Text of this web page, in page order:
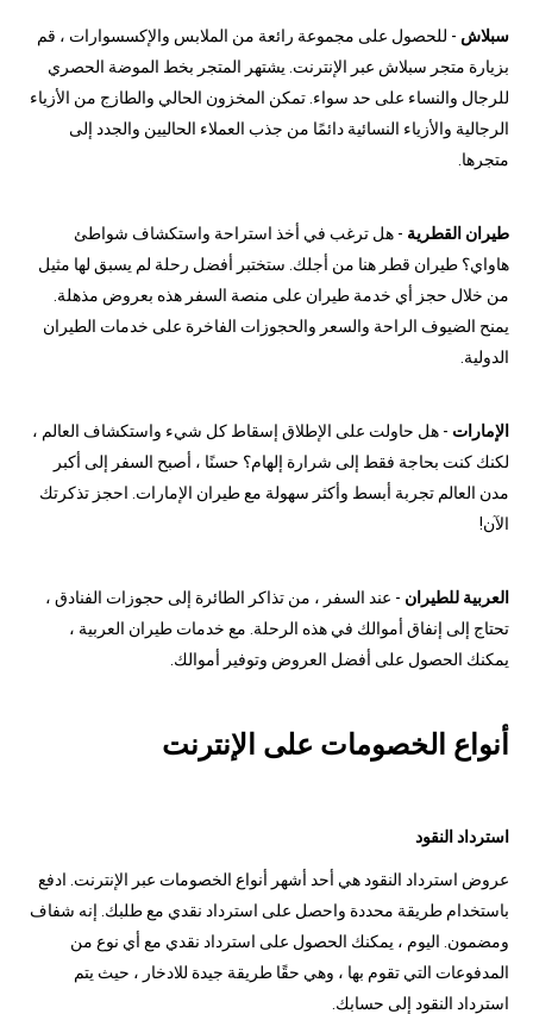
سبلاش - للحصول على مجموعة رائعة من الملابس والإكسسوارات ، قم
بزيارة متجر سبلاش عبر الإنترنت. يشتهر المتجر بخط الموضة الحصري
للرجال والنساء على حد سواء. تمكن المخزون الحالي والطازج من الأزياء
الرجالية والأزياء النسائية دائمًا من جذب العملاء الحاليين والجدد إلى
متجرها.
طيران القطرية - هل ترغب في أخذ استراحة واستكشاف شواطئ
هاواي؟ طيران قطر هنا من أجلك. ستختبر أفضل رحلة لم يسبق لها مثيل
من خلال حجز أي خدمة طيران على منصة السفر هذه بعروض مذهلة.
يمنح الضيوف الراحة والسعر والحجوزات الفاخرة على خدمات الطيران
الدولية.
الإمارات - هل حاولت على الإطلاق إسقاط كل شيء واستكشاف العالم ،
لكنك كنت بحاجة فقط إلى شرارة إلهام؟ حسنًا ، أصبح السفر إلى أكبر
مدن العالم تجربة أبسط وأكثر سهولة مع طيران الإمارات. احجز تذكرتك
الآن!
العربية للطيران - عند السفر ، من تذاكر الطائرة إلى حجوزات الفنادق ،
تحتاج إلى إنفاق أموالك في هذه الرحلة. مع خدمات طيران العربية ،
يمكنك الحصول على أفضل العروض وتوفير أموالك.
أنواع الخصومات على الإنترنت
استرداد النقود
عروض استرداد النقود هي أحد أشهر أنواع الخصومات عبر الإنترنت. ادفع
باستخدام طريقة محددة واحصل على استرداد نقدي مع طلبك. إنه شفاف
ومضمون. اليوم ، يمكنك الحصول على استرداد نقدي مع أي نوع من
المدفوعات التي تقوم بها ، وهي حقًا طريقة جيدة للادخار ، حيث يتم
استرداد النقود إلى حسابك.